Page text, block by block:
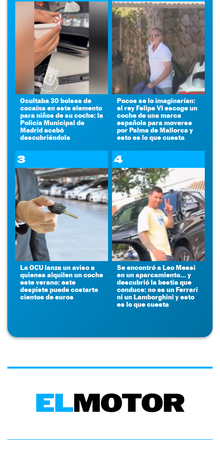
Ocultaba 30 bolsas de
cocaína en este elemento
para niños de su coche: la
Policía Municipal de
Madrid acabó
descubriéndola
Pocos se lo imaginarían:
el rey Felipe VI escoge un
coche de una marca
española para moverse
por Palma de Mallorca y
esto es lo que cuesta
3
La OCU lanza un aviso a
quienes alquilen un coche
este verano: este
despiste puede costarte
cientos de euros
4
Se encontró a Leo Messi
en un aparcamiento... y
descubrió la bestia que
conduce: no es un Ferrari
ni un Lamborghini y esto
es lo que cuesta